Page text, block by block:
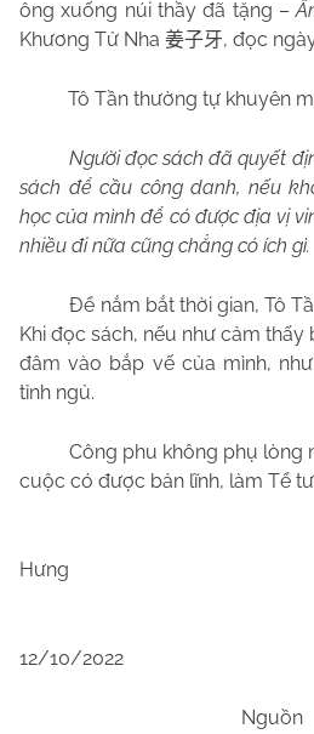
ông xuống núi thầy đã tặng –
Khương Tử Nha 姜子牙, đọc
Tô Tần thường tự khuyên
Người đọc sách đã quyết
sách để cầu công danh, nếu
học của mình để có được địa vị
nhiều đi nữa cũng chẳng có ích gì.
Để nắm bắt thời gian, Tô
Khi đọc sách, nếu như cảm
đâm vào bắp vế của mình,
tỉnh ngủ.
Công phu không phụ lòng
cuộc có được bản lĩnh, làm Tể
Hưng
12/10/2022
Nguồn